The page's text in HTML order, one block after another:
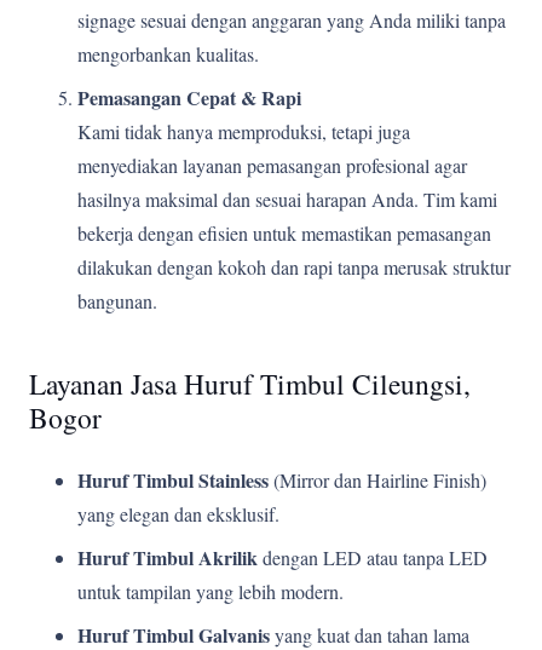
signage sesuai dengan anggaran yang Anda miliki tanpa
mengorbankan kualitas.
Pemasangan Cepat & Rapi
Kami tidak hanya memproduksi, tetapi juga
menyediakan layanan pemasangan profesional agar
hasilnya maksimal dan sesuai harapan Anda. Tim kami
bekerja dengan efisien untuk memastikan pemasangan
dilakukan dengan kokoh dan rapi tanpa merusak struktur
bangunan.
Layanan Jasa Huruf Timbul Cileungsi,
Bogor
Huruf Timbul Stainless(Mirror dan Hairline Finish)
yang elegan dan eksklusif.
Huruf Timbul Akrilikdengan LED atau tanpa LED
untuk tampilan yang lebih modern.
Huruf Timbul Galvanisyang kuat dan tahan lama